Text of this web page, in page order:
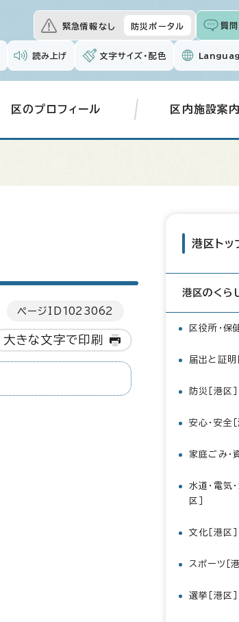
緊急情報なし 防災ポータル 質
読み上げ 文字サイズ・配色
区のプロフィール 区内施設案内
ページID 1023062
大きな文字で印刷
港区トッ
港区のくら
区役所・保
届出と証明
防災［港区］
安心・安全［
家庭ごみ・
水道・電気
区］
文化［港区］
スポーツ［港
選挙［港区］